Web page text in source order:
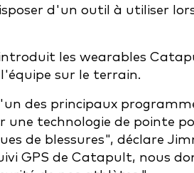
d'un outil à utiliser
les wearables
l'équipe sur le terrain.
des principaux
une technologie de pointe
de blessures", déclare
GPS de Catapult, nous